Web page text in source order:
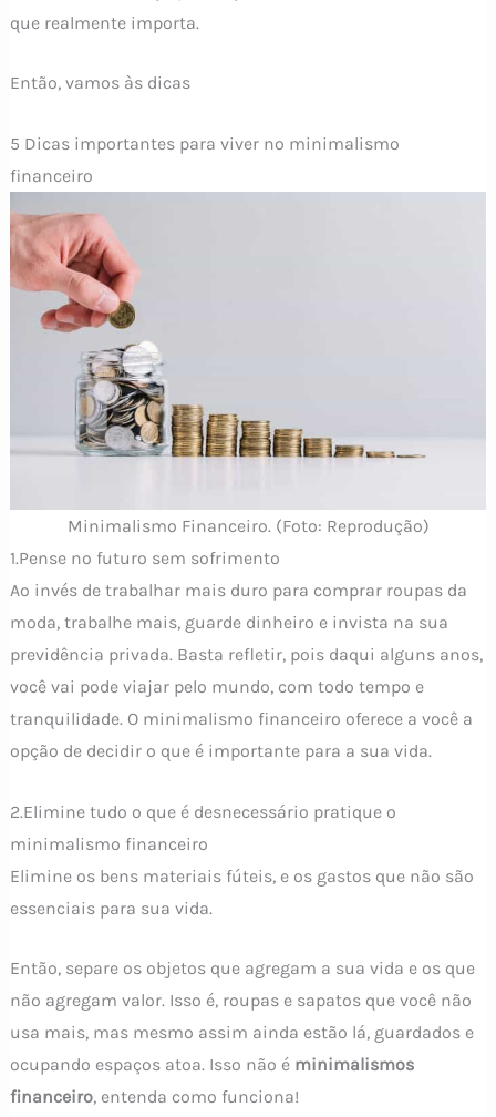
que realmente importa.
Então, vamos às dicas
5 Dicas importantes para viver no minimalismo
financeiro
Minimalismo Financeiro. (Foto: Reprodução)
1.Pense no futuro sem sofrimento
Ao invés de trabalhar mais duro para comprar roupas da
moda, trabalhe mais, guarde dinheiro e invista na sua
previdência privada. Basta refletir, pois daqui alguns anos,
você vai pode viajar pelo mundo, com todo tempo e
tranquilidade. O minimalismo financeiro oferece a você a
opção de decidir o que é importante para a sua vida.
2.Elimine tudo o que é desnecessário pratique o
minimalismo financeiro
Elimine os bens materiais fúteis, e os gastos que não são
essenciais para sua vida.
Então, separe os objetos que agregam a sua vida e os que
não agregam valor. Isso é, roupas e sapatos que você não
usa mais, mas mesmo assim ainda estão lá, guardados e
ocupando espaços atoa. Isso não é minimalismos
financeiro, entenda como funciona!